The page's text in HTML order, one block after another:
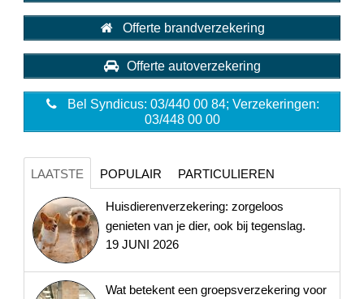
Offerte brandverzekering
Offerte autoverzekering
Bel Syndicus: 03/440 00 84; Verzekeringen:
03/448 00 00
LAATSTE POPULAIR PARTICULIEREN
Huisdierenverzekering: zorgeloos
genieten van je dier, ook bij tegenslag.
19 JUNI 2026
Wat betekent een groepsverzekering voor